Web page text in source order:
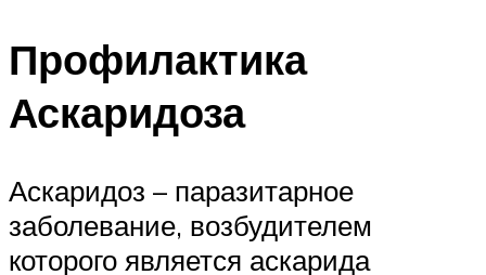
Профилактика
Аскаридоза
Аскаридоз – паразитарное
заболевание, возбудителем
которого является аскарида